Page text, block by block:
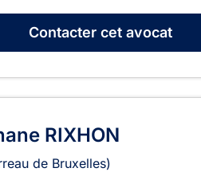
Contactercet avocat
RIXHON
de Bruxelles)